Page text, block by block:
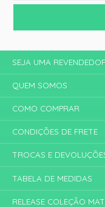
SEJA UMA
QUEM SOMOS
COMO COMPRAR
CONDIÇÕES DE FRETE
TROCAS E
TABELA DE MEDIDAS
RELEASE COLEÇÃO